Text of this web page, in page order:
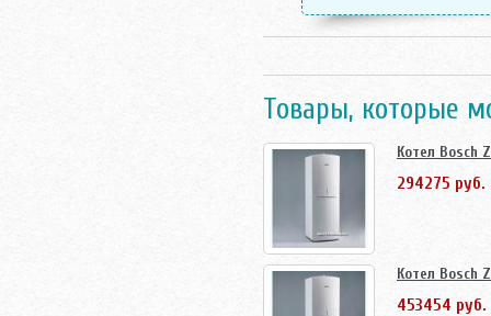
Товары, которые
Котел Bosch
294275 руб.
Котел Bosch
453454 руб.